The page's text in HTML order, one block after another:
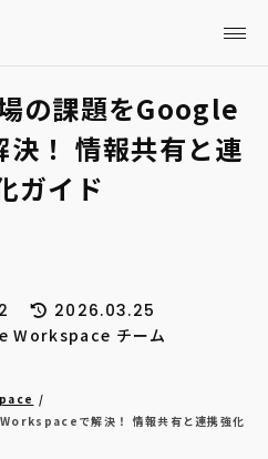
の課題をGoogle
！ 情報共有と連
ガイド
2026.03.25
Workspace チーム
で解決！ 情報共有と連携強化